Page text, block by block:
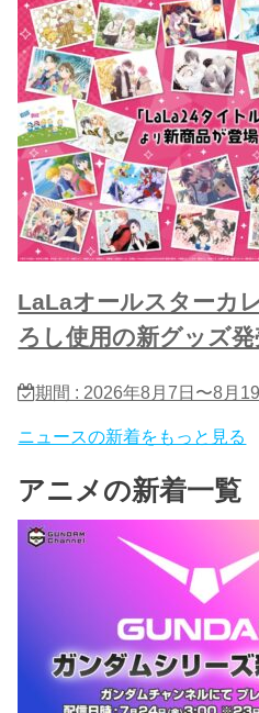
LaLaオールスターカ
ろし使用の新グッズ発
期間 : 2026年8月7日〜8月
ニュースの新着をもっと見る
アニメの新着一覧